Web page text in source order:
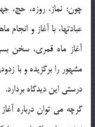
چون: نماز، روزه، حج،
عبادتها، با آغاز و انجام
آغاز ماه قمري، سخن
مشهور را برگزيده و با
درستي اين ديدگاه بردارد.
گرچه مي توان درباره